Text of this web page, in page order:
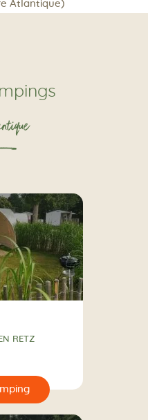
Atlantique)
RETZ